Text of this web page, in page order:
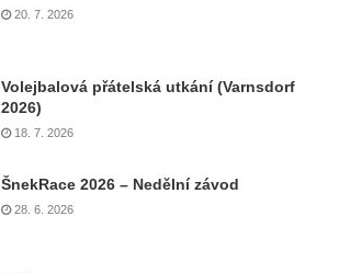
20. 7. 2026
Volejbalová přátelská utkání (Varnsdorf
2026)
18. 7. 2026
ŠnekRace 2026 – Nedělní závod
28. 6. 2026